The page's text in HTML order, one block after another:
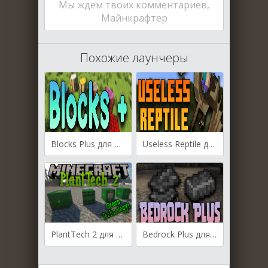
Мы ждем твоих комментариев,
Майнкрафтер
Похожие лаунчеры
Blocks Plus для Майнкрафт [1.19.2, 1.19, 1.18.2] Useless Reptile для Майнкрафт [1.19.3, 1.19.2]
PlantTech 2 для Майнкрафт [1.19.3, 1.19.2, 1.18.2] Bedrock Plus для Майнкрафт [1.19.3, 1.19.2, 1.19.1]